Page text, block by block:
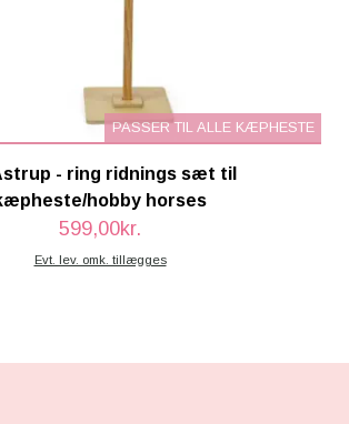
PASSER TIL ALLE KÆPHESTE
- ring ridnings sæt til
hobby horses
599,00kr.
Evt. lev. omk. tillægges